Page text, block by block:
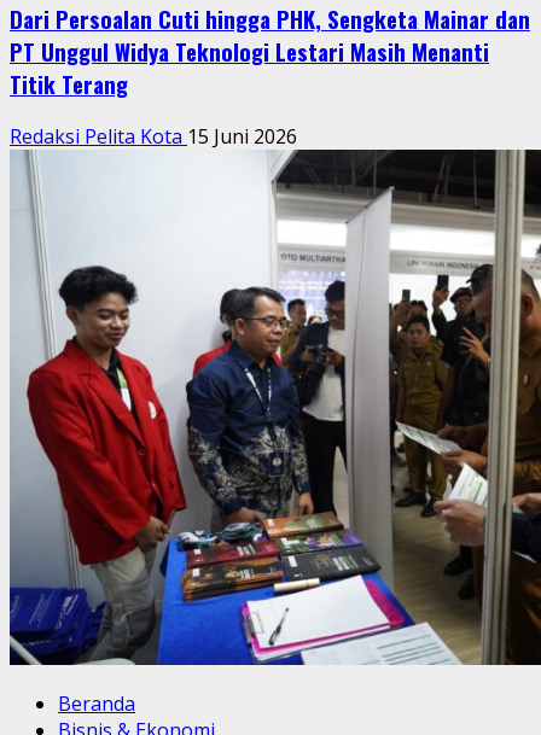
Dari Persoalan Cuti hingga PHK, Sengketa Mainar dan
PT Unggul Widya Teknologi Lestari Masih Menanti
Titik Terang
Redaksi Pelita Kota 15 Juni 2026
Beranda
Bisnis & Ekonomi